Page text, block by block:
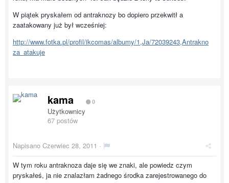
W piątek pryskałem od antraknozy bo dopiero przekwitł a
zaatakowany już był wcześniej:
http://www.fotka.pl/profil/ikcomas/albumy/1,Ja/72039243,Antrakno
za_atakuje
kama 0
Użytkownicy
67 postów
Napisano Czerwiec 28, 2011 ·
W tym roku antraknoza daje się we znaki, ale powiedz czym
pryskałeś, ja nie znalazłam żadnego środka zarejestrowanego do